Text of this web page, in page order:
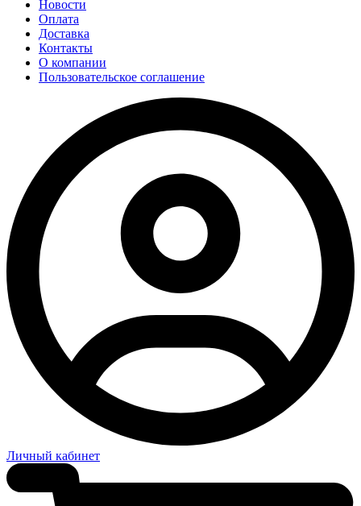
Новости
Оплата
Доставка
Контакты
О компании
Пользовательское соглашение
Личный кабинет